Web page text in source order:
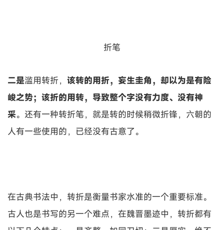
折笔
二是滥用转折， 该转的用折，妄生圭角，却以为是有险
峻之势； 该折的用转，导致整个字没有力度、没有神
采。还有一种转折笔，就是转的时候稍微折锋，六朝的
人有一些使用的，已经没有古意了。
在古典书法中，转折是衡量书家水准的一个重要标准。
古人也是书写的另一个难点，在魏晋墨迹中，转折都有